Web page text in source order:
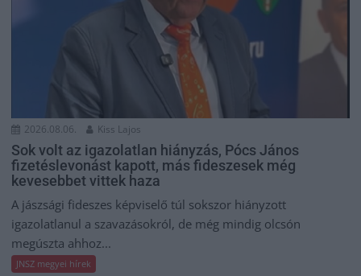
2026.08.06. Kiss Lajos
Sok volt az igazolatlan hiányzás, Pócs János
fizetéslevonást kapott, más fideszesek még
kevesebbet vittek haza
A jászsági fideszes képviselő túl sokszor hiányzott
igazolatlanul a szavazásokról, de még mindig olcsón
megúszta ahhoz...
JNSZ megyei hírek